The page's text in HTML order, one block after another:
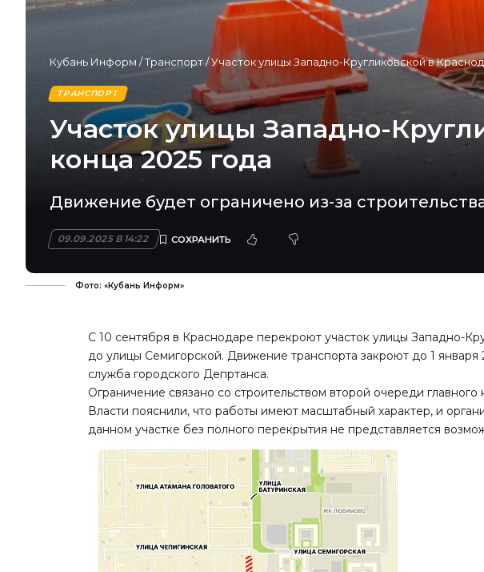
Кубань Информ /Транспорт/Участок улицы Западно-Кругликовской в
ТРАНСПОРТ
Участок улицы Западно-
конца 2025 года
Движение будет ограничено из-за
09.09.2025 В 14:22
Фото: «Кубань Информ»
С 10 сентября в Краснодаре перекроют участок улицы Западно-
до улицы Семигорской. Движение транспорта закроют до 1
служба городского Депртанса.
Ограничение связано со строительством второй очереди
Власти пояснили, что работы имеют масштабный характер, и
данном участке без полного перекрытия не представляется